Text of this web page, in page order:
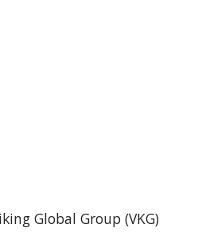
Global Group (VKG)